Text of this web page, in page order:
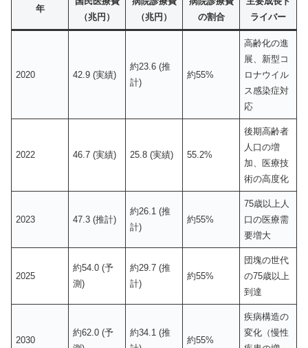
年
（兆円）
（兆円）
の割合
ライバー
2020 42.9 (実績)
約23.6 (推
計)
約55%
高齢化の進
展、新型コ
ロナウイル
ス感染症対
応
2022 46.7 (実績) 25.8 (実績) 55.2%
後期高齢者
人口の増
加、医療技
術の高度化
2023 47.3 (推計)
約26.1 (推
計)
約55%
75歳以上人
口の医療需
要増大
2025
約54.0 (予
測)
約29.7 (推
計)
約55%
団塊の世代
の75歳以上
到達
2030
約62.0 (予
約34.1 (推
約55%
疾病構造の
変化（慢性